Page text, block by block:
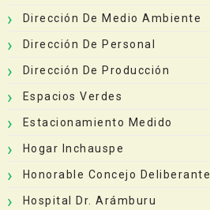
Dirección De Medio Ambiente
Dirección De Personal
Dirección De Producción
Espacios Verdes
Estacionamiento Medido
Hogar Inchauspe
Honorable Concejo Deliberante
Hospital Dr. Arámburu